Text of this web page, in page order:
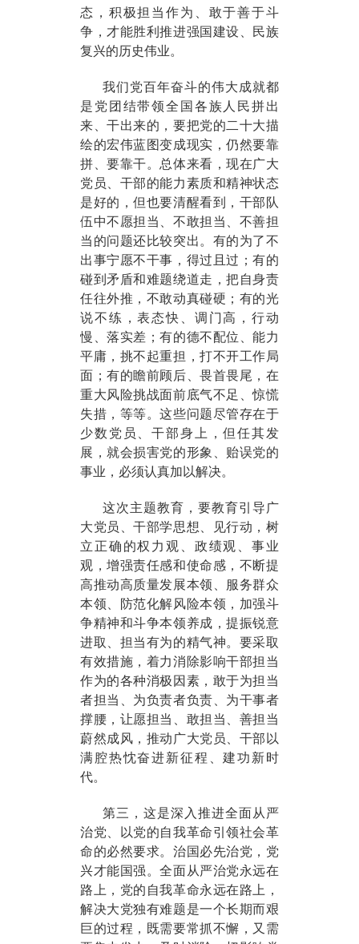
态，积极担当作为、敢于善于斗
争，才能胜利推进强国建设、民族
复兴的历史伟业。
我们党百年奋斗的伟大成就都
是党团结带领全国各族人民拼出
来、干出来的，要把党的二十大描
绘的宏伟蓝图变成现实，仍然要靠
拼、要靠干。总体来看，现在广大
党员、干部的能力素质和精神状态
是好的，但也要清醒看到，干部队
伍中不愿担当、不敢担当、不善担
当的问题还比较突出。有的为了不
出事宁愿不干事，得过且过；有的
碰到矛盾和难题绕道走，把自身责
任往外推，不敢动真碰硬；有的光
说不练，表态快、调门高，行动
慢、落实差；有的德不配位、能力
平庸，挑不起重担，打不开工作局
面；有的瞻前顾后、畏首畏尾，在
重大风险挑战面前底气不足、惊慌
失措，等等。这些问题尽管存在于
少数党员、干部身上，但任其发
展，就会损害党的形象、贻误党的
事业，必须认真加以解决。
这次主题教育，要教育引导广
大党员、干部学思想、见行动，树
立正确的权力观、政绩观、事业
观，增强责任感和使命感，不断提
高推动高质量发展本领、服务群众
本领、防范化解风险本领，加强斗
争精神和斗争本领养成，提振锐意
进取、担当有为的精气神。要采取
有效措施，着力消除影响干部担当
作为的各种消极因素，敢于为担当
者担当、为负责者负责、为干事者
撑腰，让愿担当、敢担当、善担当
蔚然成风，推动广大党员、干部以
满腔热忱奋进新征程、建功新时
代。
第三，这是深入推进全面从严
治党、以党的自我革命引领社会革
命的必然要求。治国必先治党，党
兴才能国强。全面从严治党永远在
路上，党的自我革命永远在路上，
解决大党独有难题是一个长期而艰
巨的过程，既需要常抓不懈，又需